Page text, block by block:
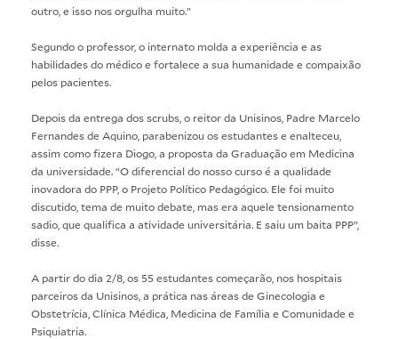
outro, e isso nos orgulha muito.”
Segundo o professor, o internato molda a experiência e as
habilidades do médico e fortalece a sua humanidade e compaixão
pelos pacientes.
Depois da entrega dos scrubs, o reitor da Unisinos, Padre Marcelo
Fernandes de Aquino, parabenizou os estudantes e enalteceu,
assim como fizera Diogo, a proposta da Graduação em Medicina
da universidade. “O diferencial do nosso curso é a qualidade
inovadora do PPP, o Projeto Político Pedagógico. Ele foi muito
discutido, tema de muito debate, mas era aquele tensionamento
sadio, que qualifica a atividade universitária. E saiu um baita PPP”,
disse.
A partir do dia 2/8, os 55 estudantes começarão, nos hospitais
parceiros da Unisinos, a prática nas áreas de Ginecologia e
Obstetrícia, Clínica Médica, Medicina de Família e Comunidade e
Psiquiatria.